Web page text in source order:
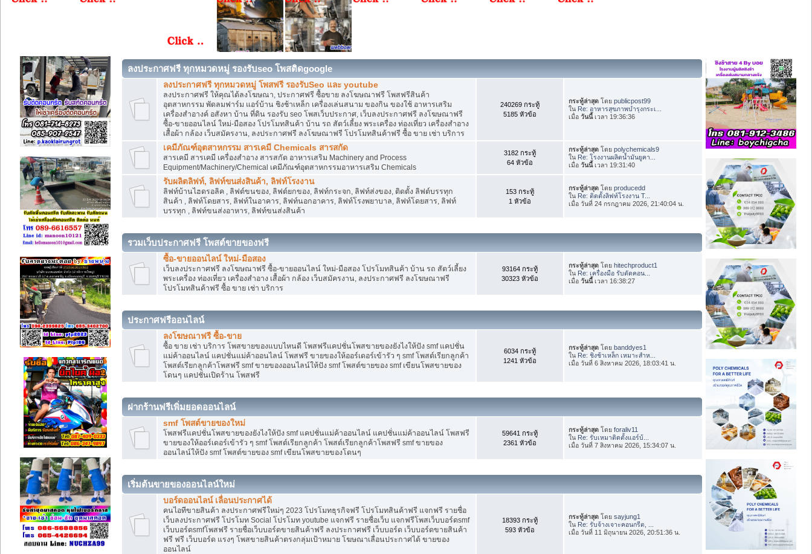
ลงประกาศฟรี ทุกหมวดหมู่ รองรับseo โพสติดgoogle
ลงประกาศฟรี ทุกหมวดหมู่ โพสฟรี รองรับSeo และ youtube
ลงประกาศฟรี ให้คุณได้ลงโฆษณา, ประกาศฟรี ซื้อขาย ลงโฆษณาฟรี โพสฟรีสินค้า
อุตสาหกรรม พัดลมฟาร์ม แอร์บ้าน ชิงช้าเหล็ก เครื่องเล่นสนาม ของกิน ของใช้ อาหารเสริม
เครื่องสำอางค์ อสังหา บ้าน ที่ดิน รองรับ seo โพสเว็บประกาศ, เว็บลงประกาศฟรี ลงโฆษณาฟรี
ซื้อ-ขายออนไลน์ ใหม่-มือสอง โปรโมทสินค้า บ้าน รถ สัตว์เลี้ยง พระเครื่อง ท่องเที่ยว เครื่องสำอาง
เสื้อผ้า กล้อง เว็บสมัครงาน, ลงประกาศฟรี ลงโฆษณาฟรี โปรโมทสินค้าฟรี ซื้อ ขาย เช่า บริการ
240269 กระทู้
5185 หัวข้อ
กระทู้ล่าสุด โดยpublicpost99
ใน Re: อาหารสุขภาพบำรุงกระเ...
เมื่อวันนี้เวลา 19:36:36
เคมีภัณฑ์อุตสาหกรรม สารเคมี Chemicals สารสกัด
สารเคมี สารเคมี เครื่องสำอาง สารสกัด อาหารเสริม Machinery and Process
Equipment/Machinery/Chemical เคมีภัณฑ์อุตสาหกรรมอาหารเสริม Chemicals
3182 กระทู้
64 หัวข้อ
กระทู้ล่าสุด โดยpolychemicals9
ใน Re: โรงงานผลิตน้ำมันยูคา...
เมื่อวันนี้เวลา 19:31:40
รับผลิตลิฟท์, ลิฟท์ขนส่งสินค้า, ลิฟท์โรงงาน
ลิฟท์บ้านไฮดรอลิค , ลิฟต์ขนของ, ลิฟต์ยกของ, ลิฟท์กระจก, ลิฟท์ส่งของ, ติดตั้ง ลิฟต์บรรทุก
สินค้า , ลิฟท์โดยสาร, ลิฟท์ในอาคาร, ลิฟท์นอกอาคาร, ลิฟท์โรงพยาบาล, ลิฟท์โดยสาร, ลิฟท์
บรรทุก , ลิฟท์ขนส่งอาหาร, ลิฟท์ขนส่งสินค้า
153 กระทู้
1 หัวข้อ
กระทู้ล่าสุด โดยproducedd
ใน Re: ติดตั้งลิฟท์โรงงาน T...
เมื่อ วันที่ 24 กรกฎาคม 2026, 21:40:04 น.
รวมเว็บประกาศฟรี โพสต์ขายของฟรี
ซื้อ-ขายออนไลน์ ใหม่-มือสอง
เว็บลงประกาศฟรี ลงโฆษณาฟรี ซื้อ-ขายออนไลน์ ใหม่-มือสอง โปรโมทสินค้า บ้าน รถ สัตว์เลี้ยง
พระเครื่อง ท่องเที่ยว เครื่องสำอาง เสื้อผ้า กล้อง เว็บสมัครงาน, ลงประกาศฟรี ลงโฆษณาฟรี
โปรโมทสินค้าฟรี ซื้อ ขาย เช่า บริการ
93164 กระทู้
30323 หัวข้อ
กระทู้ล่าสุด โดยhitechproduct1
ใน Re: เครื่องมือ รับตัดคอน...
เมื่อวันนี้เวลา 16:38:27
ประกาศฟรีออนไลน์
ลงโฆษณาฟรี ซื้อ-ขาย
ซื้อ ขาย เช่า บริการ โพสขายของแบบไหนดี โพสฟรีแคปชั่นโพสขายของยังไงให้ปัง smf แคปชั่น
แม่ค้าออนไลน์ แคปชั่นแม่ค้าออนไลน์ โพสฟรี ขายของให้ออร์เดอร์เข้ารัว ๆ smf โพสต์เรียกลูกค้า
โพสต์เรียกลูกค้าโพสฟรี smf ขายของออนไลน์ให้ปัง smf โพสต์ขายของ smf เขียนโพสขายของ
โดนๆ แคปชั่นเปิดร้าน โพสฟรี
6034 กระทู้
1241 หัวข้อ
กระทู้ล่าสุด โดยbanddyes1
ใน Re: ชิงช้าเหล็ก เหมาะสำห...
เมื่อ วันที่ 6 สิงหาคม 2026, 18:03:41 น.
ฝากร้านฟรีเพิ่มยอดออนไลน์
smf โพสต์ขายของใหม่
โพสฟรีแคปชั่นโพสขายของยังไงให้ปัง smf แคปชั่นแม่ค้าออนไลน์ แคปชั่นแม่ค้าออนไลน์ โพสฟรี
ขายของให้ออร์เดอร์เข้ารัว ๆ smf โพสต์เรียกลูกค้า โพสต์เรียกลูกค้าโพสฟรี smf ขายของ
ออนไลน์ให้ปัง smf โพสต์ขายของ smf เขียนโพสขายของโดนๆ
59641 กระทู้
2361 หัวข้อ
กระทู้ล่าสุด โดยforaliv11
ใน Re: รับเหมาติดตั้งแอร์บ้...
เมื่อ วันที่ 7 สิงหาคม 2026, 15:34:07 น.
เริ่มต้นขายของออนไลน์ใหม่
บอร์ดออนไลน์ เลื่อนประกาศได้
คนไอทีขายสินค้า ลงประกาศฟรีใหม่ๆ 2023 โปรโมทธุรกิจฟรี โปรโมทสินค้าฟรี แจกฟรี รายชื่อ
เว็บลงประกาศฟรี โปรโมท Social โปรโมท youtube แจกฟรี รายชื่อเว็บ แจกฟรีโพสเว็บบอร์ดsmf
เว็บบอร์ดsmfโพสฟรี รายชื่อเว็บบอร์ดขายสินค้าฟรี ลงประกาศฟรี เว็บบอร์ด เว็บบอร์ดขายสินค้า
ฟรี ฟรี เว็บบอร์ด แรงๆ โพสขายสินค้าตรงกลุ่มเป้าหมาย โฆษณาเลื่อนประกาศได้ ขายของ
ออนไลน์
18393 กระทู้
593 หัวข้อ
กระทู้ล่าสุด โดยsayjung1
ใน Re: รับจ้างเจาะคอนกรีต, ...
เมื่อ วันที่ 11 มิถุนายน 2026, 20:51:36 น.